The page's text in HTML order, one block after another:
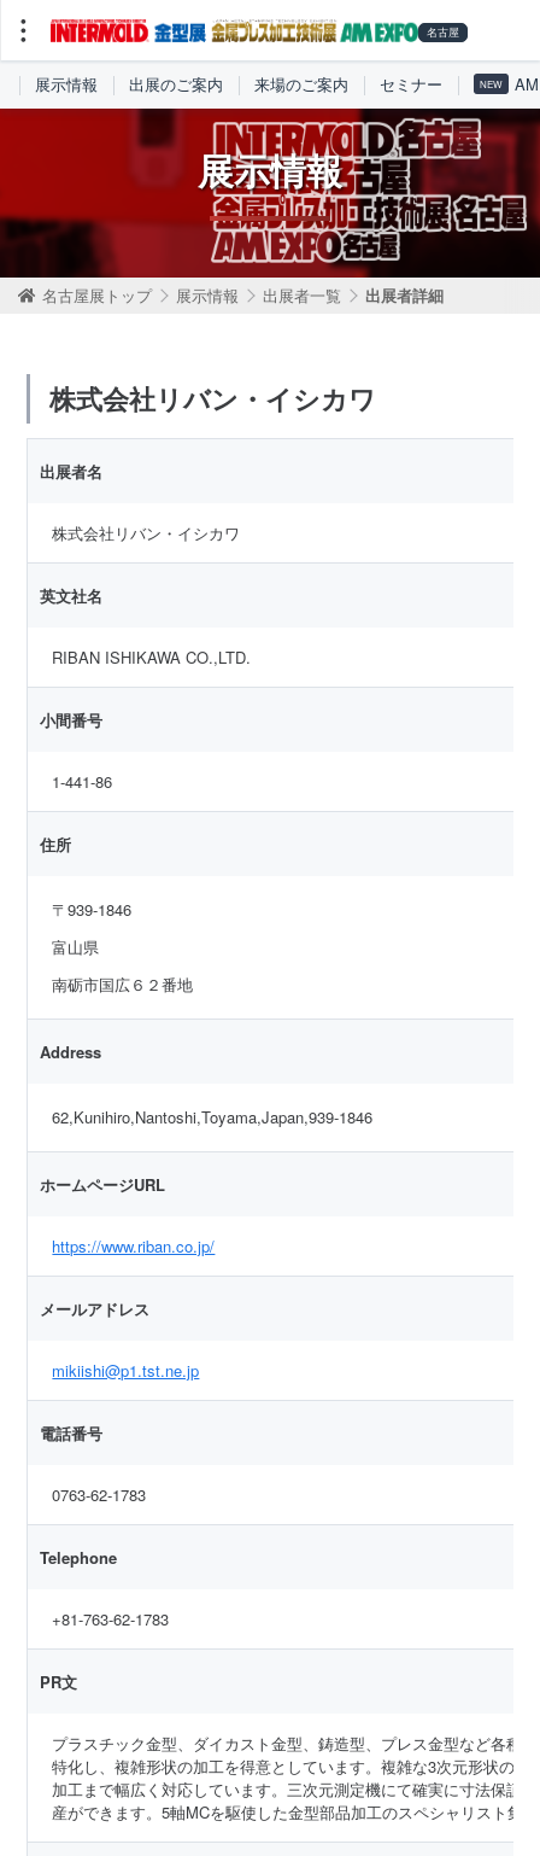
展示情報 出展のご案内 来場のご案内 セミナー NEW
展示情報
名古屋展トップ 展示情報 出展者一覧 出展者詳細
株式会社リバン・イシカワ
出展者名
株式会社リバン・イシカワ
英文社名
RIBAN ISHIKAWA CO.,LTD.
小間番号
1-441-86
住所
〒939-1846
富山県
南砺市国広６２番地
Address
62,Kunihiro,Nantoshi,Toyama,Japan,939-1846
ホームページURL
https://www.riban.co.jp/
メールアドレス
mikiishi@p1.tst.ne.jp
電話番号
0763-62-1783
Telephone
+81-763-62-1783
PR文
プラスチック金型、ダイカスト金型、鋳造型、プレス金型など各種
特化し、複雑形状の加工を得意としています。複雑な3次元形状の加
加工まで幅広く対応しています。三次元測定機にて確実に寸法保証
産ができます。5軸MCを駆使した金型部品加工のスペシャリスト集